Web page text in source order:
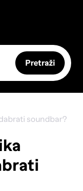
Pretraži
soundbar?